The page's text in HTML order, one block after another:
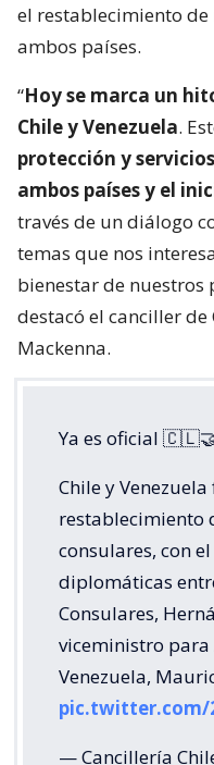
el restablecimiento
ambos países.
“Hoy se marca un
Chile y Venezuela.
protección y
ambos países y el
través de un diálogo
temas que nos
bienestar de nuestros
destacó el canciller de
Mackenna.
Ya es oficial
Chile y
restablecimiento
consulares, con
diplomáticas
Consulares,
viceministro
Venezuela,
pic.twitter.com/
— Cancillería